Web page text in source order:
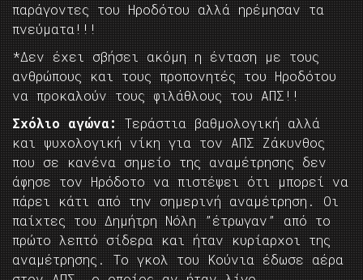
παράγοντες του Ηροδότου αλλά ηρέμησαν τα
πνεύματα!!!
*Δεν έχει σβήσει ακόμη η ένταση με τους
ανθρώπους και τους προπονητές του Ηροδότου
να προκαλούν τους φιλάθλους του ΑΠΣ!!
Σχόλιο αγώνα: Τεράστια βαθμολογική αλλά
και ψυχολογική νίκη για τον ΑΠΣ Ζάκυνθος
που σε κανένα σημείο της αναμέτρησης δεν
άφησε τον Ηρόδοτο να πιστέψει ότι μπορεί να
πάρει κάτι από την σημερινή αναμέτρηση. Οι
παίχτες του Δημήτρη Νόλη ”έτρωγαν” από το
πρώτο λεπτό σίδερα και ήταν κυρίαρχοι της
αναμέτρησης. Το γκολ του Κούνια έδωσε αέρα